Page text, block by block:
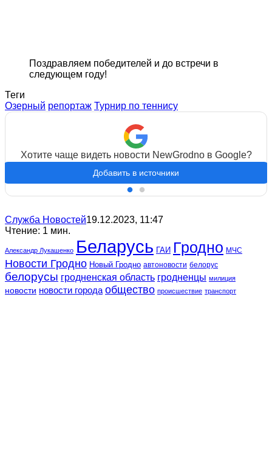
Поздравляем победителей и до встречи в
следующем году!
Теги
Озерный репортаж Турнир по теннису
Хотите чаще видеть новости NewGrodno в Google?
Добавить в источники
Служба Новостей19.12.2023, 11:47
Чтение: 1 мин.
Александр Лукашенко Беларусь ГАИ Гродно МЧС
Новости Гродно Новый Гродно автоновости белорус
белорусы гродненская область гродненцы милиция
новости новости города общество происшествие транспорт